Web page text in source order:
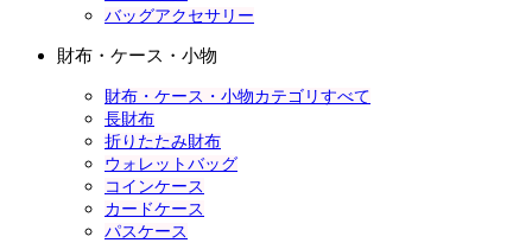
バッグアクセサリー
財布・ケース・小物
財布・ケース・小物カテゴリすべて
長財布
折りたたみ財布
ウォレットバッグ
コインケース
カードケース
パスケース